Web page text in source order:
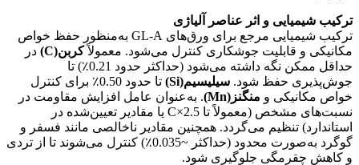
ترکیب شیمیایی و اثر عناصر آلیاژی
ترکیب شیمیایی مرجع برای ورق‌های GL‑A به‌منظور حفظ خواص
مکانیکی و قابلیت جوشکاری کنترل می‌شود. معمولاًکربن(C)
در
حداقل ممکن نگه داشته می‌شود (حداکثر حدود 0.21٪) تا
جوش‌پذیری حفظ شود. سیلیسیم(Si)
تا حدود 0.50٪ برای کنترل
خواص مکانیکی و منگنز(Mn)
. به‌عنوان عامل افزایش مقاومت در
نسبت‌های مشخص (معمولاً تا 2.5×C یا مقادیر تعیین‌شده در
استاندارد) تنظیم می‌گردد. همچنین مقادیر ناخالصی مانند فسفر و
گوگرد به‌صورت محدود (حداکثر ~0.035٪) کنترل می‌شوند تا از تردی
و کاهش چقرمگی جلوگیری شود.